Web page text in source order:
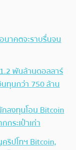
นาคตจะราบรื่นจน
พันล้านดอลลาร์
ทุนกว่า 750 ล้าน
ลงทุนโอน Bitcoin
ระเป๋าเก่า
ริปโทฯ Bitcoin,